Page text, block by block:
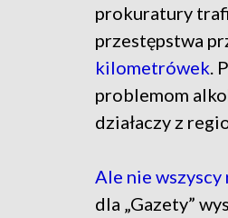
prokuratury
przestępstwa
kilometrówek .
problemom
działaczy z
Ale nie
dla „Gazety”